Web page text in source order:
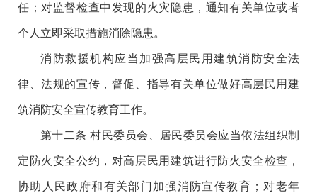
任；对监督检查中发现的火灾隐患，通知有关单位或者
个人立即采取措施消除隐患。
消防救援机构应当加强高层民用建筑消防安全法
律、法规的宣传，督促、指导有关单位做好高层民用建
筑消防安全宣传教育工作。
第十二条 村民委员会、居民委员会应当依法组织制
定防火安全公约，对高层民用建筑进行防火安全检查，
协助人民政府和有关部门加强消防宣传教育；对老年